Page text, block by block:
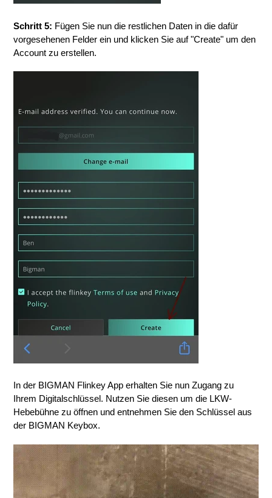
Schritt 5: Fügen Sie nun die restlichen Daten in die dafür
vorgesehenen Felder ein und klicken Sie auf "Create" um den
Account zu erstellen.
In der BIGMAN Flinkey App erhalten Sie nun Zugang zu
Ihrem Digitalschlüssel. Nutzen Sie diesen um die LKW-
Hebebühne zu öffnen und entnehmen Sie den Schlüssel aus
der BIGMAN Keybox.